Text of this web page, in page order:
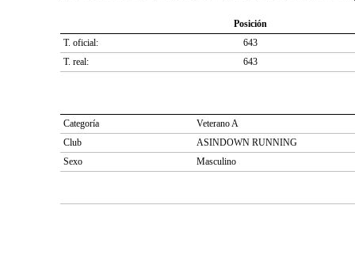
Posición
T. oficial:
643
T. real:
643
Categoría
Veterano A
Club
ASINDOWN RUNNING
Sexo
Masculino